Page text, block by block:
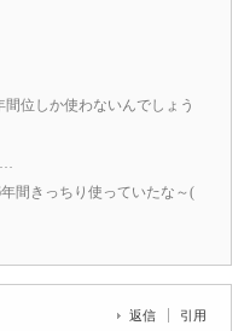
位しか使わないんでしょう
…
間きっちり使っていたな～(
返信 引用